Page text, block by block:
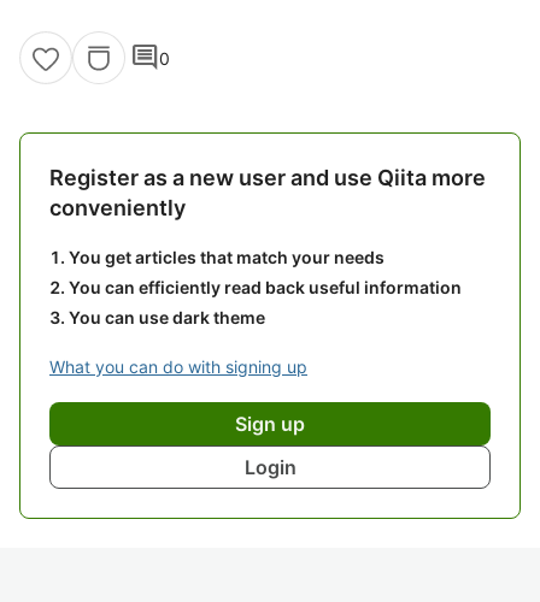
comment0
Register as a new user and use Qiita more
conveniently
You get articles that match your needs
You can efficiently read back useful information
You can use dark theme
What you can do with signing up
Sign up
Login